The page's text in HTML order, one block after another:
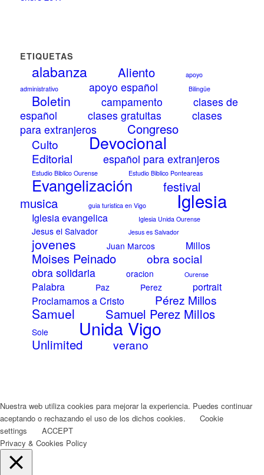
ETIQUETAS
alabanza Aliento
apoyo
administrativo
apoyo español Bilingüe
Boletin campamento
clases de
español
clases gratuitas
clases
para extranjeros
Congreso
Culto Devocional
Editorial español para extranjeros
Estudio Biblico Ourense Estudio Biblico Ponteareas
Evangelización
festival
musica
guia turistica en Vigo Iglesia
Iglesia evangelica Iglesia Unida Ourense
Jesus el Salvador Jesus es Salvador
jovenes Juan Marcos Millos
Moises Peinado obra social
obra solidaria oracion Ourense
Palabra Paz Perez
portrait
Proclamamos a Cristo
Pérez Millos
Samuel Samuel Perez Millos
Sole Unida Vigo
Unlimited verano
Nuestra web utiliza cookies para mejorar la experiencia. Puedes continuar
aceptando o rechazando el uso de los dichos cookies.
Cookie
settings
ACCEPT
Privacy & Cookies Policy